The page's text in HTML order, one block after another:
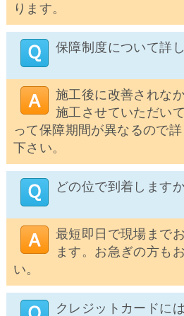
ります。
保障制度について詳
施工後に改善されな
施工させていただい
って保障期間が異なるので
下さい。
どの位で到着します
最短即日で現場まで
ます。お急ぎの方も
い。
クレジットカードに